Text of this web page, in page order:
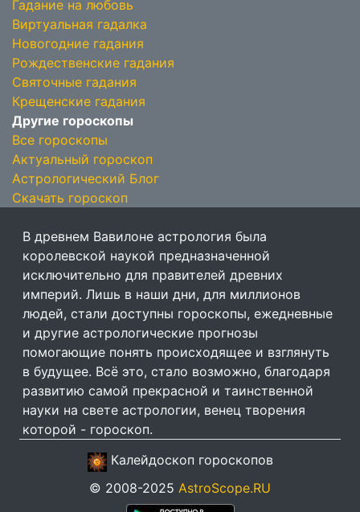
Гадание на любовь
Виртуальная гадалка
Новогодние гадания
Рождественские гадания
Святочные гадания
Крещенские гадания
Другие гороскопы
Все гороскопы
Актуальный гороскоп
Астрологический Блог
Скачать гороскоп
В древнем Вавилоне астрология была
королевской наукой предназначенной
исключительно для правителей древних
империй. Лишь в наши дни, для миллионов
людей, стали доступны гороскопы, ежедневные
и другие астрологические прогнозы
помогающие понять происходящее и взглянуть
в будущее. Всё это, стало возможно, благодаря
развитию самой прекрасной и таинственной
науки на свете астрологии, венец творения
которой - гороскоп.
Калейдоскоп гороскопов
© 2008-2025 AstroScope.RU